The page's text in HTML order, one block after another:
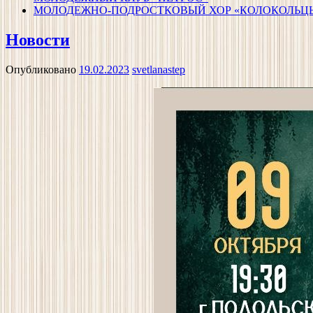
МОЛОДЕЖНО-ПОДРОСТКОВЫЙ ХОР
Новости
Опубликовано 19.02.2023 svetlanastep